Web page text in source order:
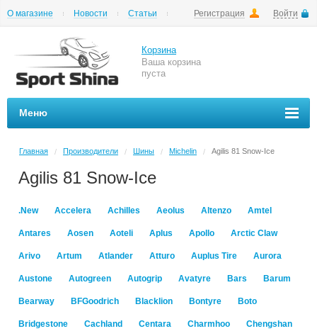
Регистрация Войти
О магазине Новости
Статьи
Корзина
Ваша корзина
пуста
Меню
Главная / Производители / Шины / Michelin / Agilis 81 Snow-Ice
Agilis 81 Snow-Ice
.New Accelera Achilles Aeolus Altenzo Amtel
Antares Aosen Aoteli Aplus Apollo Arctic Claw
Arivo Artum Atlander Atturo Auplus Tire Aurora
Austone Autogreen Autogrip Avatyre Bars Barum
Bearway BFGoodrich Blacklion Bontyre Boto
Bridgestone Cachland Centara Charmhoo Chengshan